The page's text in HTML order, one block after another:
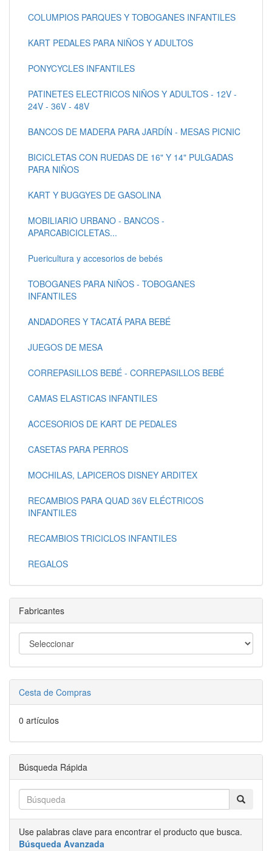
COLUMPIOS PARQUES Y TOBOGANES INFANTILES
KART PEDALES PARA NIÑOS Y ADULTOS
PONYCYCLES INFANTILES
PATINETES ELECTRICOS NIÑOS Y ADULTOS - 12V -
24V - 36V - 48V
BANCOS DE MADERA PARA JARDÍN - MESAS PICNIC
BICICLETAS CON RUEDAS DE 16" Y 14" PULGADAS
PARA NIÑOS
KART Y BUGGYES DE GASOLINA
MOBILIARIO URBANO - BANCOS -
APARCABICICLETAS...
Puericultura y accesorios de bebés
TOBOGANES PARA NIÑOS - TOBOGANES
INFANTILES
ANDADORES Y TACATÁ PARA BEBÉ
JUEGOS DE MESA
CORREPASILLOS BEBÉ - CORREPASILLOS BEBÉ
CAMAS ELASTICAS INFANTILES
ACCESORIOS DE KART DE PEDALES
CASETAS PARA PERROS
MOCHILAS, LAPICEROS DISNEY ARDITEX
RECAMBIOS PARA QUAD 36V ELÉCTRICOS
INFANTILES
RECAMBIOS TRICICLOS INFANTILES
REGALOS
Fabricantes
Cesta de Compras
0 artículos
Búsqueda Rápida
Use palabras clave para encontrar el producto que busca.
Búsqueda Avanzada